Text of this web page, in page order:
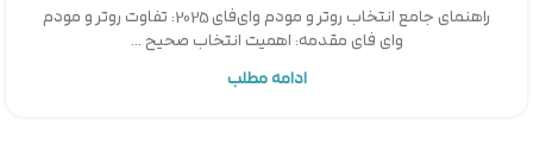
راهنمای جامع انتخاب روتر و مودم وای‌فای 2025: تفاوت روتر و مودم
وای فای مقدمه: اهمیت انتخاب صحیح ...
ادامه مطلب